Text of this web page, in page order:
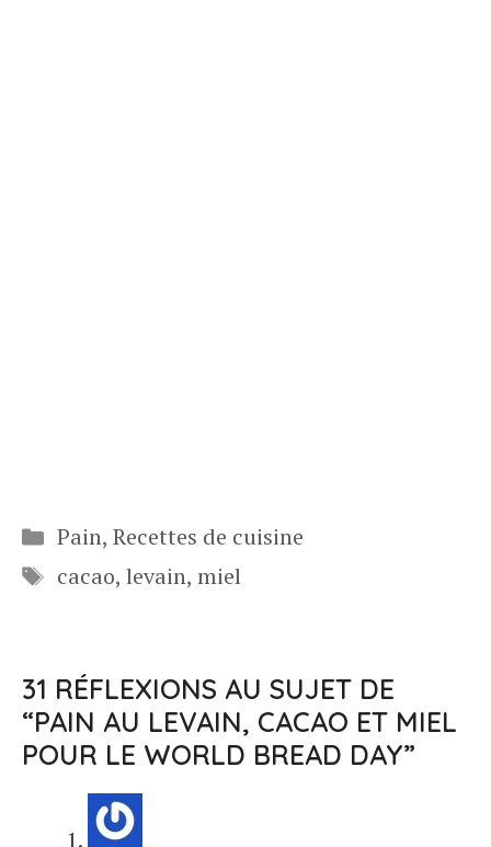
Catégories
Pain, Recettes de cuisine
Étiquettes
cacao, levain, miel
31 RÉFLEXIONS AU SUJET DE
“PAIN AU LEVAIN, CACAO ET MIEL
POUR LE WORLD BREAD DAY”